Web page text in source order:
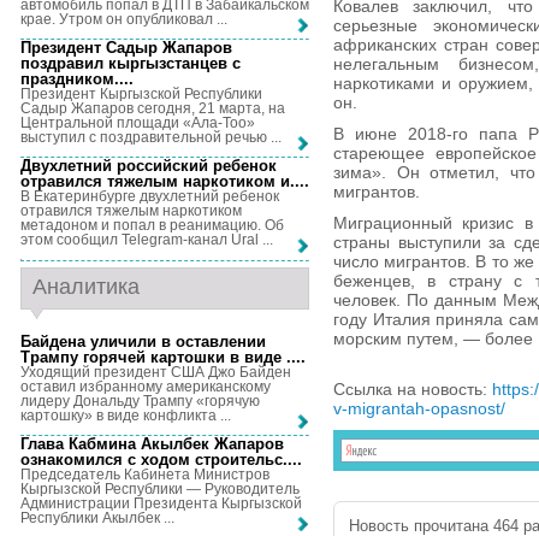
Ковалев заключил,
серьезные
африканских стран
нелегальным
наркотиками и
он.
В июне 2018-го папа
стареющее
зима». Он отметил, что
мигрантов.
Миграционный кризис
страны выступили за
число мигрантов. В то
беженцев, в страну с
человек. По данным
году Италия приняла
морским путем, — более
Ссылка на новость:
v-migrantah-opasnost/
Новость прочитана 464
автомобиль попал в ДТП в Забайкальском
крае. Утром он опубликовал ...
Президент Садыр Жапаров
поздравил кыргызстанцев с
праздником....
Президент Кыргызской Республики
Садыр Жапаров сегодня, 21 марта, на
Центральной площади «Ала-Тоо»
выступил с поздравительной речью ...
Двухлетний российский ребенок
отравился тяжелым наркотиком и....
В Екатеринбурге двухлетний ребенок
отравился тяжелым наркотиком
метадоном и попал в реанимацию. Об
этом сообщил Telegram-канал Ural ...
Аналитика
Байдена уличили в оставлении
Трампу горячей картошки в виде ....
Уходящий президент США Джо Байден
оставил избранному американскому
лидеру Дональду Трампу «горячую
картошку» в виде конфликта ...
Глава Кабмина Акылбек Жапаров
ознакомился с ходом строительс....
Председатель Кабинета Министров
Кыргызской Республики — Руководитель
Администрации Президента Кыргызской
Республики Акылбек ...